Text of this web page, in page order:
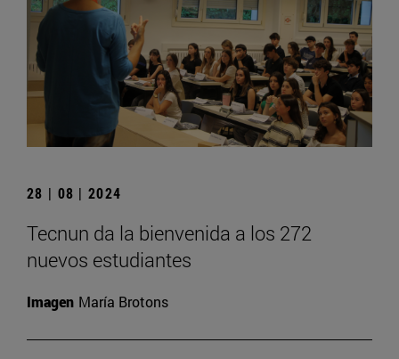
28 | 08 | 2024
Tecnun da la bienvenida a los 272
nuevos estudiantes
Imagen María Brotons